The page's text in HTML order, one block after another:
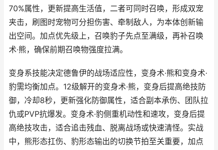
70%属性，更新提高生活值，二者可同时召唤，形成双宠
夹击，刷图时宠物可分担伤害、牵制敌人，为本体创新输
出空间。加点优先级上，召唤豹子先点至满级，再补召唤
术·熊，确保前期召唤物强度拉满。
变身系技能决定德鲁伊的战场适应性，变身术·熊和变身术·
豹需均衡加点。12级解开的变身术·熊，变身后提高绝技防
御，冷却8秒，更新强化防御属性，适合副本承伤、团队拉
仇或PVP抗爆发。变身术·豹侧重机动性和速攻，变身后提
高绝技攻击，适合追击残血、脱离战场或快速清怪。实战
中，熊形态扛伤、豹形态输出的切换节拍至关重要，加点